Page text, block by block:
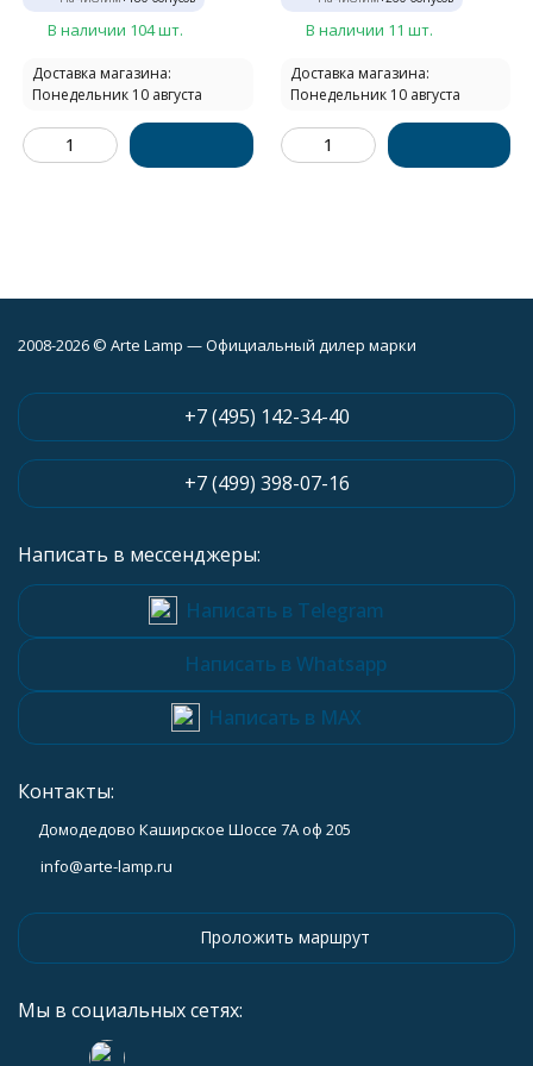
В наличии 104 шт.
Доставка магазина:
Понедельник 10 августа
В наличии 11 шт.
Доставка магазина:
Понедельник 10 августа
2008-2026 © Arte Lamp — Официальный дилер марки
+7 (495) 142-34-40
+7 (499) 398-07-16
Написать в мессенджеры:
Написать в Telegram
Написать в Whatsapp
Написать в MAX
Контакты:
Домодедово Каширское Шоссе 7А оф 205
info@arte-lamp.ru
Проложить маршрут
Мы в социальных сетях: